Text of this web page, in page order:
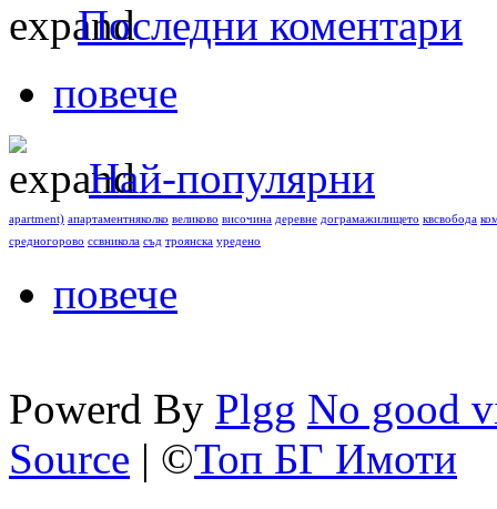
Последни коментари
повече
Най-популярни
apartment) апартаментняколко великово височина деревне дограмажилището квсвобода
средногорово ссвникола съд троянска уредено
повече
Powerd By Plgg No good
Source | ©Топ БГ Имоти